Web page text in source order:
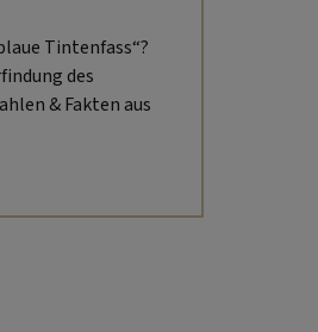
Tintenfass“?
des
& Fakten aus